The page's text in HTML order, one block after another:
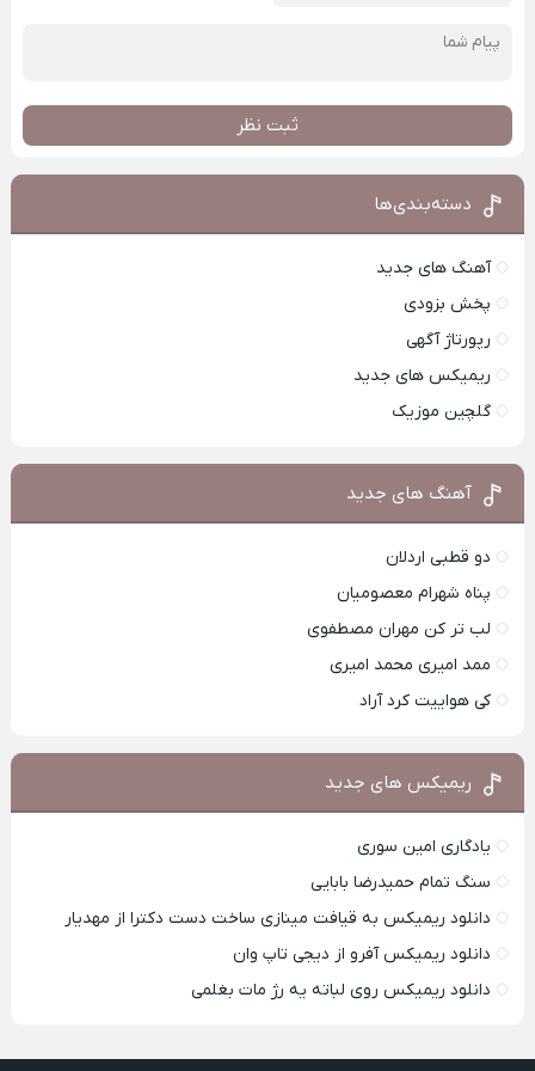
ثبت نظر
دسته‌بندی‌ها
آهنگ های جدید
پخش بزودی
رپورتاژ آگهی
ریمیکس های جدید
گلچین موزیک
آهنگ های جدید
دو قطبی اردلان
پناه شهرام معصومیان
لب تر کن مهران مصطفوی
ممد امیری محمد امیری
کی هواییت کرد آراد
ریمیکس های جدید
یادگاری امین سوری
سنگ تمام حمیدرضا بابایی
دانلود ریمیکس به قیافت مینازی ساخت دست دکترا از مهدیار
دانلود ریمیکس آفرو از ديجی تاپ وان
دانلود ریمیکس روی لباته یه رژ مات بغلمی